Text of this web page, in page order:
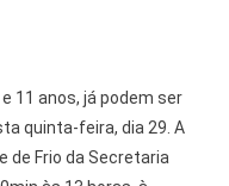
11 anos, já podem ser
quinta-feira, dia 29. A
de Frio da Secretaria